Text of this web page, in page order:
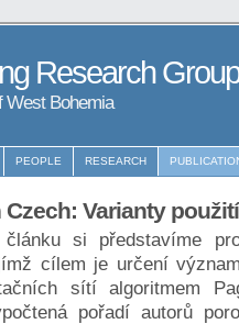
Research Group
West Bohemia
PEOPLE RESEARCH
Czech: Varianty
si představíme
cílem je určení
sítí algoritmem
pořadí autorů